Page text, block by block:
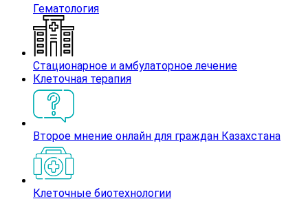
Гематология
Стационарное и амбулаторное лечение
Клеточная терапия
Второе мнение онлайн для граждан Казахстана
Клеточные биотехнологии